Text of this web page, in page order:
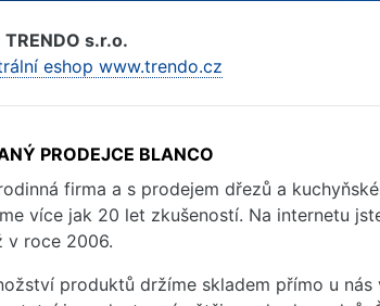
TRENDO s.r.o.
eshop www.trendo.cz
PRODEJCE BLANCO
firma a s prodejem dřezů a
více jak 20 let zkušeností. Na internetu
v roce 2006.
produktů držíme skladem přímo u nás